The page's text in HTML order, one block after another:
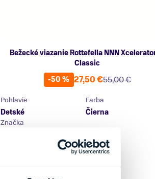
Bežecké viazanie Rottefella NNN
Classic
-50 %
55,00 €
27,50 €
Pohlavie
Detské
Farba
Čierna
Značka
Veľkosť